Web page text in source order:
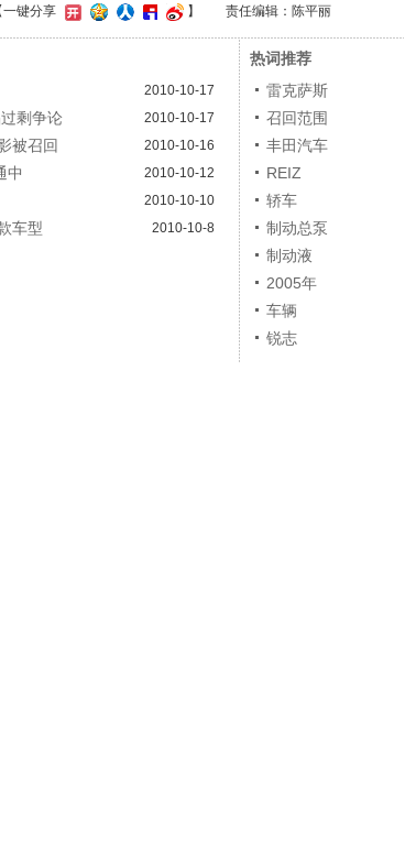
一键分享 】 责任编辑：陈平丽
2010-10-17
剩争论 2010-10-17
被召回 2010-10-16
中 2010-10-12
2010-10-10
车型 2010-10-8
热词推荐
雷克萨斯
召回范围
丰田汽车
REIZ
轿车
制动总泵
制动液
2005年
车辆
锐志